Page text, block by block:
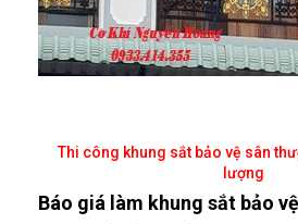
Thi công khung sắt bảo vệ sân
lượng
Báo giá làm khung sắt bảo